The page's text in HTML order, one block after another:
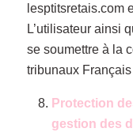
lesptitsretais.com
L’utilisateur ainsi
se soumettre à la
tribunaux
Protection
gestion des